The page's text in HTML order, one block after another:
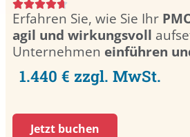
Erfahren Sie, wie Sie Ihr
agil und wirkungsvoll
Unternehmen einführen
1.440 € zzgl. MwSt.
Jetzt buchen